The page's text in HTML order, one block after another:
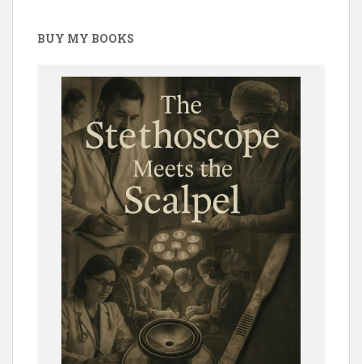
BUY MY BOOKS